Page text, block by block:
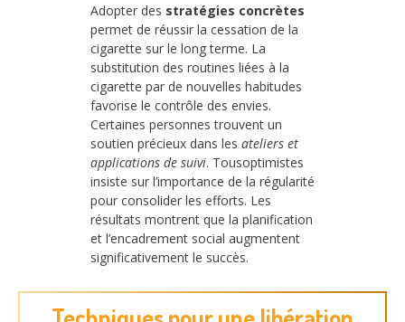
Adopter des stratégies concrètes
permet de réussir la cessation de la
cigarette sur le long terme. La
substitution des routines liées à la
cigarette par de nouvelles habitudes
favorise le contrôle des envies.
Certaines personnes trouvent un
soutien précieux dans les ateliers et
applications de suivi. Tousoptimistes
insiste sur l’importance de la régularité
pour consolider les efforts. Les
résultats montrent que la planification
et l’encadrement social augmentent
significativement le succès.